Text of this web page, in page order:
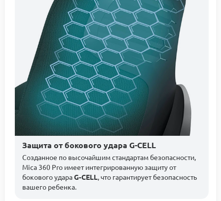
Защита от бокового удара G-CELL
Созданное по высочайшим стандартам безопасности,
Mica 360 Pro имеет интегрированную защиту от
бокового удараG-CELL, что гарантирует безопасность
вашего ребенка.